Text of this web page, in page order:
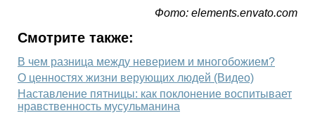
Фото: elements.envato.com
Смотрите также:
В чем разница между неверием и многобожием?
О ценностях жизни верующих людей (Видео)
Наставление пятницы: как поклонение воспитывает
нравственность мусульманина